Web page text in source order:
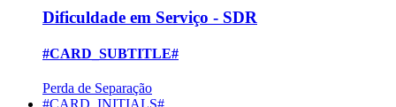
Dificuldade em Serviço - SDR
#CARD_SUBTITLE#
Perda de Separação